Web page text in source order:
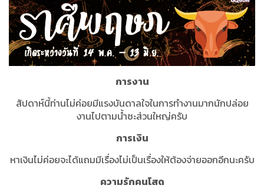
การงาน
สัปดาห์นี้ท่านไม่ค่อยมีแรงบันดาลใจในการทำงานมากนักปล่อย
งานไปตามน้ำซะส่วนใหญ่ครับ
การเงิน
หาเงินไม่ค่อยจะได้แถมมีเรื่องไม่เป็นเรื่องให้ต้องจ่ายออกอีกนะครับ
ความรักคนโสด